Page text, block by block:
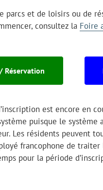
parcs et de loisirs ou de
consultez la Foire
Réservation
est encore en
puisque le système
Les résidents peuvent
francophone de
pour la période